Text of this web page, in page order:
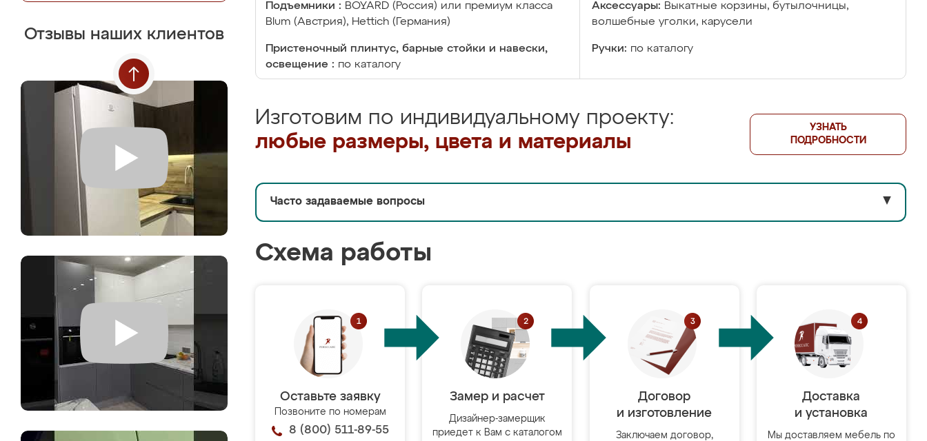
Отзывы наших клиентов
Подъемники : BOYARD (Россия) или премиум класса
Blum (Австрия), Hettich (Германия)
Аксессуары: Выкатные корзины, бутылочницы,
волшебные уголки, карусели
Пристеночный плинтус, барные стойки и навески,
освещение : по каталогу
Ручки: по каталогу
Изготовим по индивидуальному проекту:
любые размеры, цвета и материалы
УЗНАТЬ
ПОДРОБНОСТИ
Часто задаваемые вопросы ▼
Схема работы
Оставьте заявку
Позвоните по номерам
8 (800) 511-89-55
Замер и расчет
Дизайнер-замерщик
приедет к Вам с каталогом
Договор
и изготовление
Заключаем договор,
Доставка
и установка
Мы доставляем мебель по